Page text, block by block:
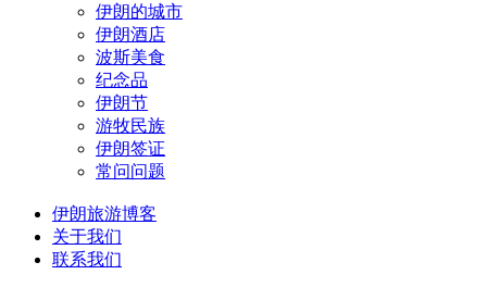
伊朗的城市
伊朗酒店
波斯美食
纪念品
伊朗节
游牧民族
伊朗签证
常问问题
伊朗旅游博客
关于我们
联系我们